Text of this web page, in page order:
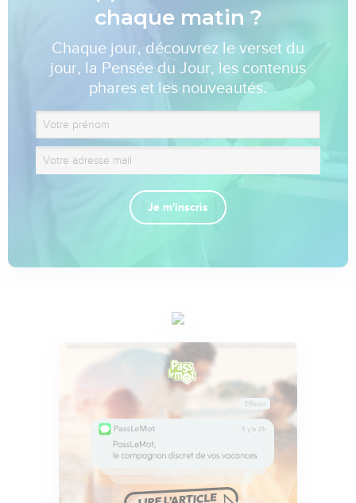
chaque matin ?
Chaque jour, découvrez le verset du
jour, la Pensée du Jour, les contenus
phares et les nouveautés.
Je m'inscris